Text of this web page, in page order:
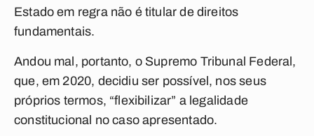
Estado em regra não é titular de direitos
fundamentais.
Andou mal, portanto, o Supremo Tribunal Federal,
que, em 2020, decidiu ser possível, nos seus
próprios termos, “flexibilizar” a legalidade
constitucional no caso apresentado.